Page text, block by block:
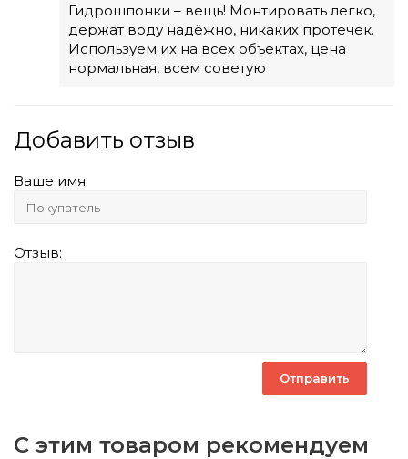
Гидрошпонки – вещь! Монтировать легко,
держат воду надёжно, никаких протечек.
Используем их на всех объектах, цена
нормальная, всем советую
Добавить отзыв
Ваше имя:
Отзыв:
С этим товаром рекомендуем